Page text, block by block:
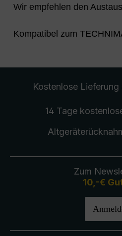
Wir empfehlen den
Kompatibel zum
Kostenlose Lieferung
14 Tage
Zum
10,-€